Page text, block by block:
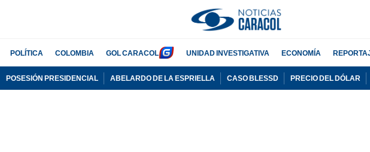
POLÍTICA COLOMBIA GOL CARACOL UNIDAD INVESTIGATIVA ECONOMÍA
POSESIÓN PRESIDENCIAL ABELARDO DE LA ESPRIELLA CASO BLESSD PRECIO DEL DÓLAR